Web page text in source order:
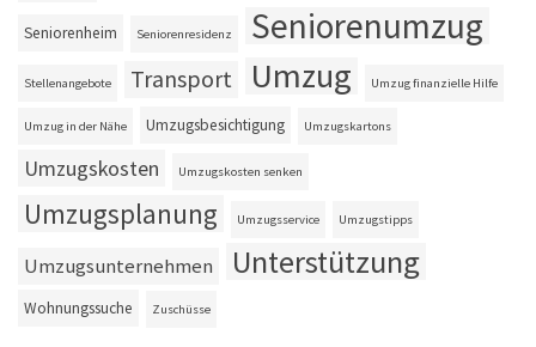
Seniorenheim Seniorenresidenz Seniorenumzug
Stellenangebote Transport Umzug Umzug finanzielle Hilfe
Umzug in der Nähe Umzugsbesichtigung Umzugskartons
Umzugskosten Umzugskosten senken
Umzugsplanung Umzugsservice Umzugstipps
Umzugsunternehmen Unterstützung
Wohnungssuche Zuschüsse